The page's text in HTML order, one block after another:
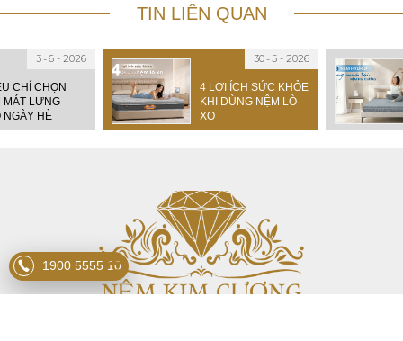
1900 5555 10
TIN LIÊN QUAN
3 6 - 2026
CHÍ CHỌN
MÁT LƯNG
NGÀY HÈ
30 5 - 2026
4 LỢI ÍCH SỨC KHỎE
KHI DÙNG NỆM LÒ
XO